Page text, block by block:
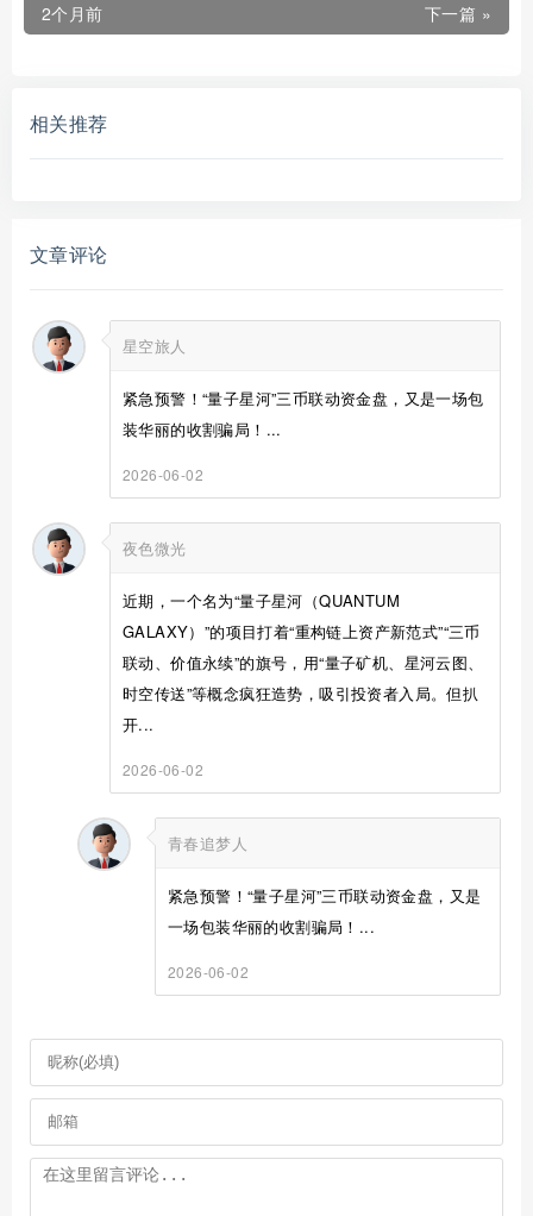
下一篇 »
2个月前
相关推荐
文章评论
星空旅人
紧急预警！“量子星河”三币联动资金盘，又是一场包
装华丽的收割骗局！...
2026-06-02
夜色微光
近期，一个名为“量子星河（QUANTUM
GALAXY）”的项目打着“重构链上资产新范式”“三币
联动、价值永续”的旗号，用“量子矿机、星河云图、
时空传送”等概念疯狂造势，吸引投资者入局。但扒
开...
2026-06-02
青春追梦人
紧急预警！“量子星河”三币联动资金盘，又是
一场包装华丽的收割骗局！...
2026-06-02